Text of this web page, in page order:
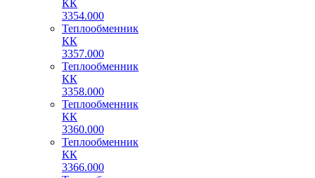
КК
3354.000
Теплообменник
КК
3357.000
Теплообменник
КК
3358.000
Теплообменник
КК
3360.000
Теплообменник
КК
3366.000